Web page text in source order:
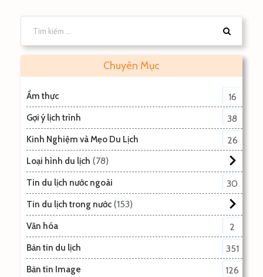
Chuyên Mục
Ẩm thực 16
Gợi ý lịch trình 38
Kinh Nghiệm và Mẹo Du Lịch 26
Loại hình du lịch 78
Tin du lịch nước ngoài 30
Tin du lịch trong nước 153
Văn hóa 2
Bản tin du lịch 351
Bản tin Image 126